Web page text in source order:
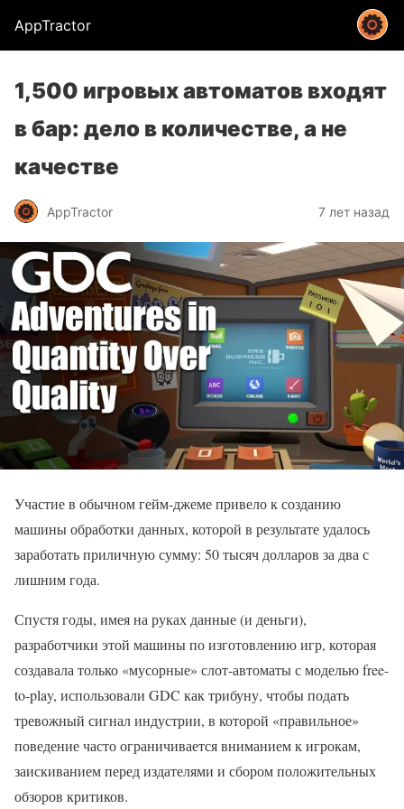
AppTractor
1,500 игровых автоматов входят
в бар: дело в количестве, а не
качестве
AppTractor 7 лет назад
Участие в обычном гейм-джеме привело к созданию
машины обработки данных, которой в результате удалось
заработать приличную сумму: 50 тысяч долларов за два с
лишним года.
Спустя годы, имея на руках данные (и деньги),
разработчики этой машины по изготовлению игр, которая
создавала только «мусорные» слот-автоматы с моделью free-
to-play, использовали GDC как трибуну, чтобы подать
тревожный сигнал индустрии, в которой «правильное»
поведение часто ограничивается вниманием к игрокам,
заискиванием перед издателями и сбором положительных
обзоров критиков.